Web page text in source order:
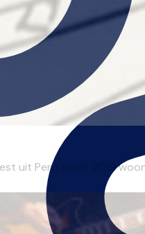
Peru, sinds 2019